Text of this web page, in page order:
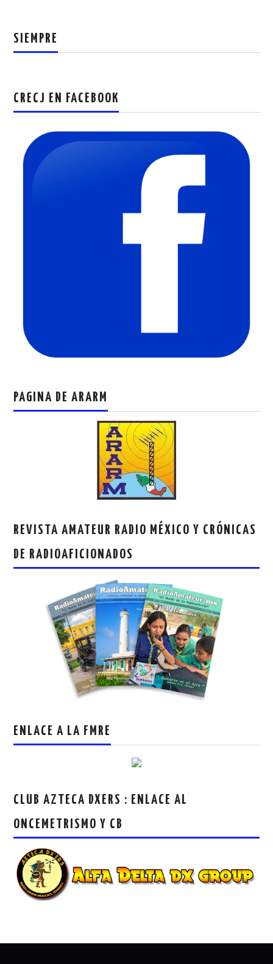
SIEMPRE
CRECJ EN FACEBOOK
PAGINA DE ARARM
REVISTA AMATEUR RADIO MÉXICO Y CRÓNICAS
DE RADIOAFICIONADOS
ENLACE A LA FMRE
CLUB AZTECA DXERS : ENLACE AL
ONCEMETRISMO Y CB